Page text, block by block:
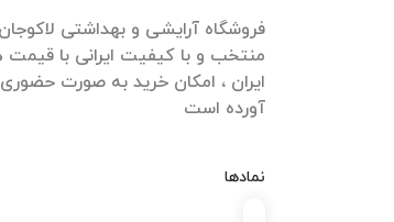
فروشگاه آرایشی و بهداشتی
منتخب و با کیفیت ایرانی با
ایران ، امکان خرید به صورت
آورده است
نمادها